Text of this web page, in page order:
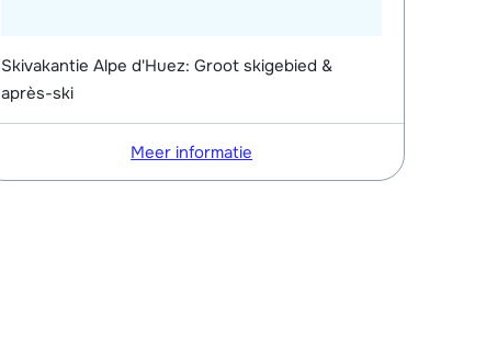
Skivakantie Alpe d'Huez: Groot skigebied &
après-ski
Meer informatie